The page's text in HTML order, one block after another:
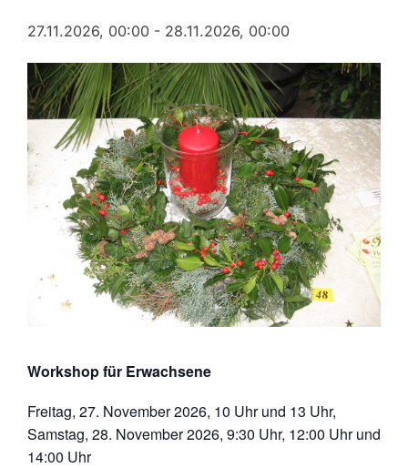
27.11.2026, 00:00 - 28.11.2026, 00:00
Workshop für Erwachsene
Freitag, 27. November 2026, 10 Uhr und 13 Uhr,
Samstag, 28. November 2026, 9:30 Uhr, 12:00 Uhr und
14:00 Uhr